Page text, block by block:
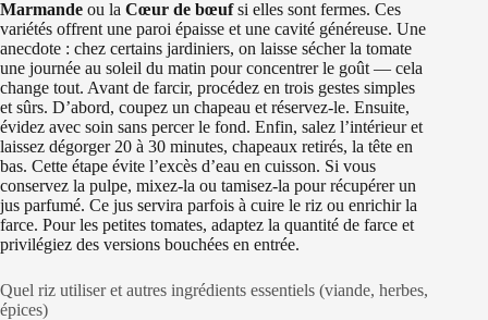
Marmande ou la Cœur de bœufsi elles sont fermes. Ces
variétés offrent une paroi épaisse et une cavité généreuse. Une
anecdote : chez certains jardiniers, on laisse sécher la tomate
une journée au soleil du matin pour concentrer le goût — cela
change tout. Avant de farcir, procédez en trois gestes simples
et sûrs. D’abord, coupez un chapeau et réservez-le. Ensuite,
évidez avec soin sans percer le fond. Enfin, salez l’intérieur et
laissez dégorger 20 à 30 minutes, chapeaux retirés, la tête en
bas. Cette étape évite l’excès d’eau en cuisson. Si vous
conservez la pulpe, mixez-la ou tamisez-la pour récupérer un
jus parfumé. Ce jus servira parfois à cuire le riz ou enrichir la
farce. Pour les petites tomates, adaptez la quantité de farce et
privilégiez des versions bouchées en entrée.
Quel riz utiliser et autres ingrédients essentiels (viande, herbes,
épices)